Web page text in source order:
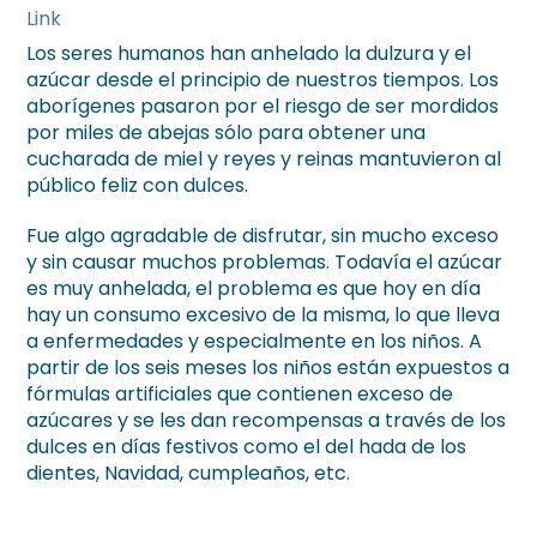
Link
Los seres humanos han anhelado la dulzura y el
azúcar desde el principio de nuestros tiempos. Los
aborígenes pasaron por el riesgo de ser mordidos
por miles de abejas sólo para obtener una
cucharada de miel y reyes y reinas mantuvieron al
público feliz con dulces.
Fue algo agradable de disfrutar, sin mucho exceso
y sin causar muchos problemas. Todavía el azúcar
es muy anhelada, el problema es que hoy en día
hay un consumo excesivo de la misma, lo que lleva
a enfermedades y especialmente en los niños. A
partir de los seis meses los niños están expuestos a
fórmulas artificiales que contienen exceso de
azúcares y se les dan recompensas a través de los
dulces en días festivos como el del hada de los
dientes, Navidad, cumpleaños, etc.